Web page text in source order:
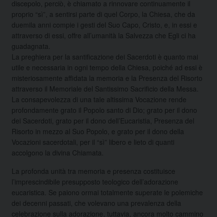
discepolo, perciò, è chiamato a rinnovare continuamente il
proprio “sì”, a sentirsi parte di quel Corpo, la Chiesa, che da
duemila anni compie i gesti del Suo Capo, Cristo, e, in essi e
attraverso di essi, offre all’umanità la Salvezza che Egli ci ha
guadagnata.
La preghiera per la santificazione dei Sacerdoti è quanto mai
utile e necessaria in ogni tempo della Chiesa, poiché ad essi è
misteriosamente affidata la memoria e la Presenza del Risorto
attraverso il Memoriale del Santissimo Sacrificio della Messa.
La consapevolezza di una tale altissima Vocazione rende
profondamente grato il Popolo santo di Dio; grato per il dono
dei Sacerdoti, grato per il dono dell’Eucaristia, Presenza del
Risorto in mezzo al Suo Popolo, e grato per il dono della
Vocazioni sacerdotali, per il “sì” libero e lieto di quanti
accolgono la divina Chiamata.
La profonda unità tra memoria e presenza costituisce
l’imprescindibile presupposto teologico dell’adorazione
eucaristica. Se paiono ormai totalmente superate le polemiche
dei decenni passati, che volevano una prevalenza della
celebrazione sulla adorazione, tuttavia, ancora molto cammino